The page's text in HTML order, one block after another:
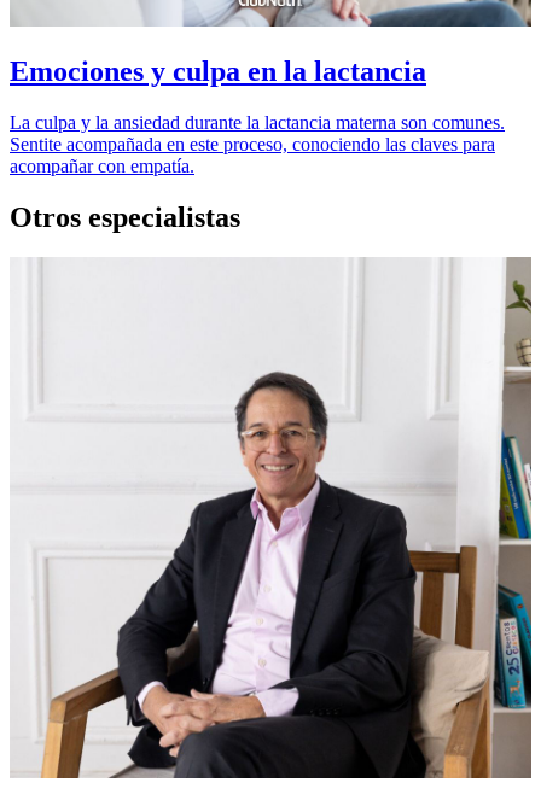
Emociones y culpa en la lactancia
La culpa y la ansiedad durante la lactancia materna son comunes.
Sentite acompañada en este proceso, conociendo las claves para
acompañar con empatía.
Otros especialistas